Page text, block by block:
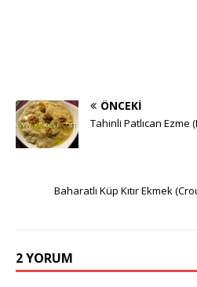
ÖNCEKI
Tahinli Patlıcan Ezme
Baharatlı Küp Kıtır Ekmek
2 YORUM